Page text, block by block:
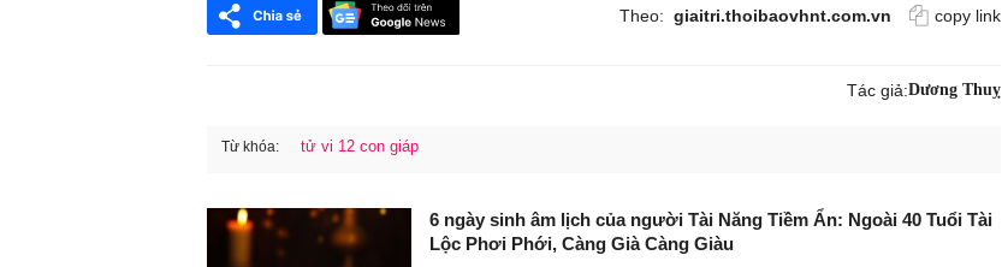
Theo: giaitri.thoibaovhnt.com.vn copy link
Tác giả:Dương Thuỵ
Từ khóa: tử vi 12 con giáp
6 ngày sinh âm lịch của người Tài Năng Tiềm Ẩn: Ngoài 40 Tuổi Tài
Lộc Phơi Phới, Càng Già Càng Giàu